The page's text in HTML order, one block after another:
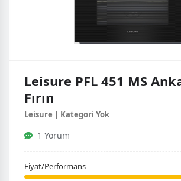
Leisure PFL 451 MS
Fırın
Leisure | Kategori Yok
1 Yorum
Fiyat/Performans